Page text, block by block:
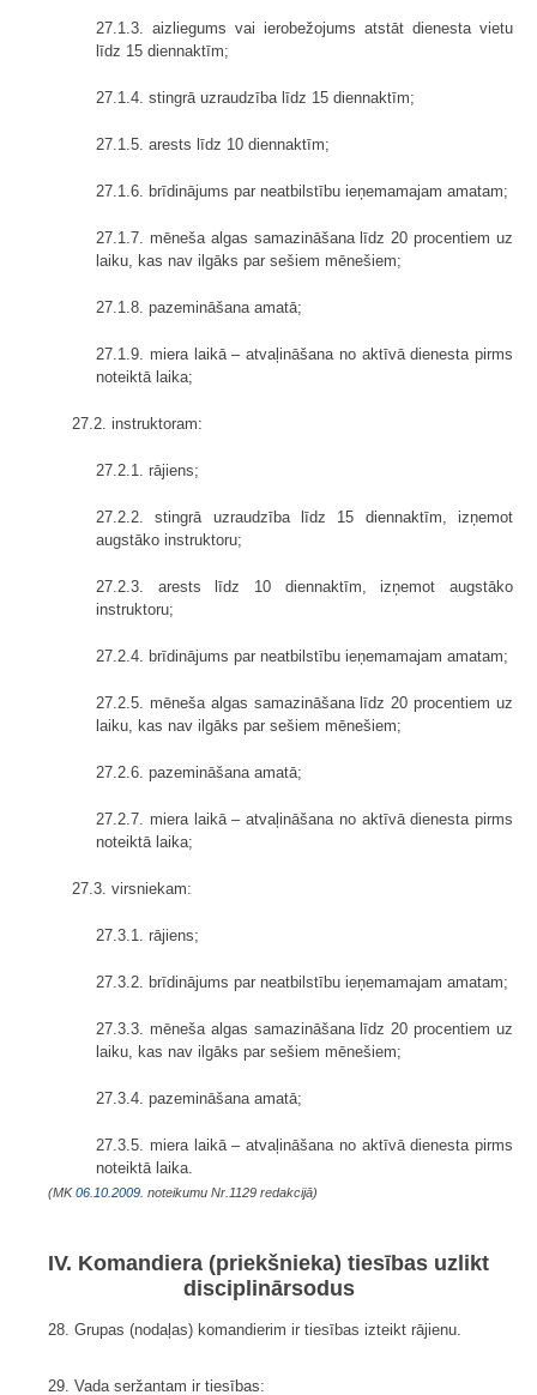
27.1.3. aizliegums vai ierobežojums atstāt dienesta vietu
līdz 15 diennaktīm;
27.1.4. stingrā uzraudzība līdz 15 diennaktīm;
27.1.5. arests līdz 10 diennaktīm;
27.1.6. brīdinājums par neatbilstību ieņemamajam amatam;
27.1.7. mēneša algas samazināšana līdz 20 procentiem uz
laiku, kas nav ilgāks par sešiem mēnešiem;
27.1.8. pazemināšana amatā;
27.1.9. miera laikā – atvaļināšana no aktīvā dienesta pirms
noteiktā laika;
27.2. instruktoram:
27.2.1. rājiens;
27.2.2. stingrā uzraudzība līdz 15 diennaktīm, izņemot
augstāko instruktoru;
27.2.3. arests līdz 10 diennaktīm, izņemot augstāko
instruktoru;
27.2.4. brīdinājums par neatbilstību ieņemamajam amatam;
27.2.5. mēneša algas samazināšana līdz 20 procentiem uz
laiku, kas nav ilgāks par sešiem mēnešiem;
27.2.6. pazemināšana amatā;
27.2.7. miera laikā – atvaļināšana no aktīvā dienesta pirms
noteiktā laika;
27.3. virsniekam:
27.3.1. rājiens;
27.3.2. brīdinājums par neatbilstību ieņemamajam amatam;
27.3.3. mēneša algas samazināšana līdz 20 procentiem uz
laiku, kas nav ilgāks par sešiem mēnešiem;
27.3.4. pazemināšana amatā;
27.3.5. miera laikā – atvaļināšana no aktīvā dienesta pirms
noteiktā laika.
(MK06.10.2009. noteikumu Nr.1129 redakcijā)
IV. Komandiera (priekšnieka) tiesības uzlikt
disciplinārsodus
28. Grupas (nodaļas) komandierim ir tiesības izteikt rājienu.
29. Vada seržantam ir tiesības: